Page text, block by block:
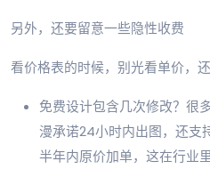
另外，还要留意一些隐性收费
看价格表的时候，别光看单价，
免费设计包含几次修改？很
漫承诺24小时内出图，还支
半年内原价加单，这在行业